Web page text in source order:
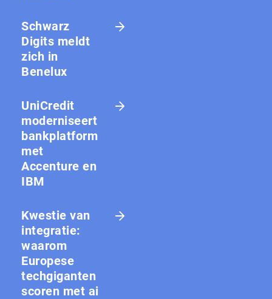
Schwarz
Digits meldt
zich in
Benelux
UniCredit
moderniseert
bankplatform
met
Accenture en
IBM
Kwestie van
integratie:
waarom
Europese
techgiganten
scoren met ai